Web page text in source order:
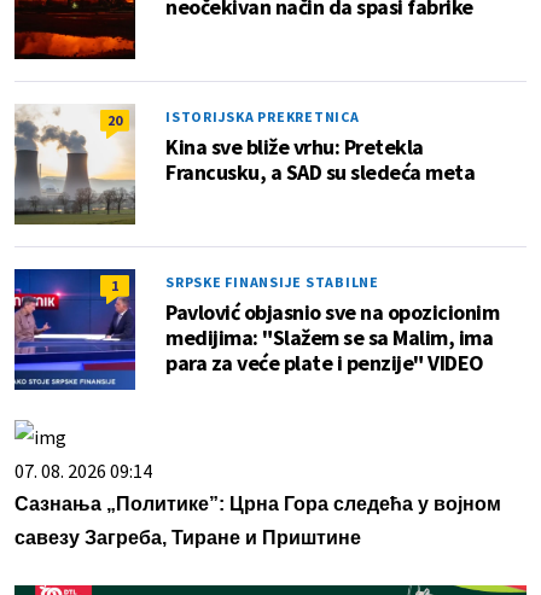
neočekivan način da spasi fabrike
20 ISTORIJSKA PREKRETNICA
Kina sve bliže vrhu: Pretekla
Francusku, a SAD su sledeća meta
1 SRPSKE FINANSIJE STABILNE
Pavlović objasnio sve na opozicionim
medijima: "Slažem se sa Malim, ima
para za veće plate i penzije" VIDEO
07. 08. 2026 09:14
Сазнања „Политике”: Црна Гора следећа у војном
савезу Загреба, Тиране и Приштине